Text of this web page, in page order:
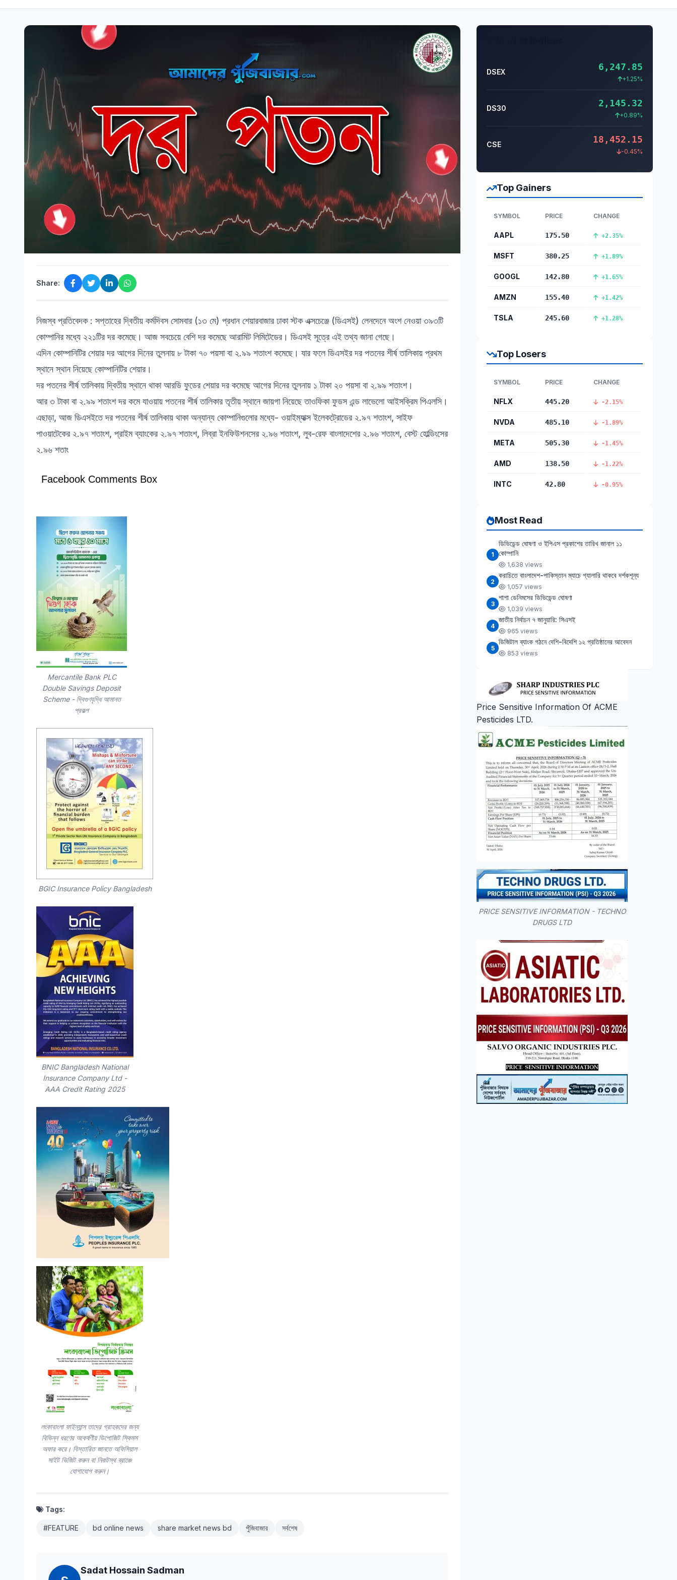
Share:
নিজস্ব প্রতিবেদক : সপ্তাহের দ্বিতীয় কর্মদিবস সোমবার (১৩ মে) প্রধান শেয়ারবাজার ঢাকা স্টক এক্সচেঞ্জে (ডিএসই) লেনদেনে অংশ নেওয়া ৩৯৩টি
কোম্পানির মধ্যে ২২১টির দর কমেছে। আজ সবচেয়ে বেশি দর কমেছে আরামিট লিমিটেডের। ডিএসই সূত্রে এই তথ্য জানা গেছে।
এদিন কোম্পানিটির শেয়ার দর আগের দিনের তুলনায় ৮ টাকা ৭০ পয়সা বা ২.৯৯ শতাংশ কমেছে। যার ফলে ডিএসইর দর পতনের শীর্ষ তালিকায় প্রথম
স্থানে স্থান নিয়েছে কোম্পানিটির শেয়ার।
দর পতনের শীর্ষ তালিকায় দ্বিতীয় স্থানে থাকা আরডি ফুডের শেয়ার দর কমেছে আগের দিনের তুলনায় ১ টাকা ২০ পয়সা বা ২.৯৯ শতাংশ।
আর ৩ টাকা বা ২.৯৯ শতাংশ দর কমে যাওয়ায় পতনের শীর্ষ তালিকার তৃতীয় স্থানে জায়গা নিয়েছে তাওফিকা ফুডস এন্ড লাভেলো আইসক্রিম পিএলসি।
এছাড়া, আজ ডিএসইতে দর পতনের শীর্ষ তালিকায় থাকা অন্যান্য কোম্পানিগুলোর মধ্যে- ওয়াইম্যাক্স ইলেকট্রোডের ২.৯৭ শতাংশ, সাইফ
পাওয়াটেকের ২.৯৭ শতাংশ, প্রাইম ব্যাংকের ২.৯৭ শতাংশ, লিব্রা ইনফিউশনসের ২.৯৬ শতাংশ, লুব-রেফ বাংলাদেশের ২.৯৬ শতাংশ, বেস্ট হোল্ডিংসের
২.৯৬ শতাং
Facebook Comments Box
Mercantile Bank PLC
Double Savings Deposit
Scheme - দ্বিগুণবৃদ্ধি আমানত
প্রকল্প
BGIC Insurance Policy Bangladesh
BNIC Bangladesh National
Insurance Company Ltd -
AAA Credit Rating 2025
লংকাবাংলা ফাইন্যান্স তাদের গ্রাহকদের জন্য
বিভিন্ন ধরণের আকর্ষণীয় ডিপোজিট স্কিমস
অফার করে। বিস্তারিত জানতে অফিসিয়াল
সাইট ভিজিট করুন বা নিকটস্থ ব্রাঞ্চে
যোগাযোগ করুন।
Tags:
#FEATURE bd online news share market news bd পুঁজিবাজার সর্বশেষ
Sadat Hossain Sadman
DSEX 6,247.85
+1.25%
DS30 2,145.32
+0.89%
CSE 18,452.15
-0.45%
Top Gainers
SYMBOL PRICE CHANGE
AAPL 175.50 +2.35%
MSFT 380.25 +1.89%
GOOGL 142.80 +1.65%
AMZN 155.40 +1.42%
TSLA 245.60 +1.28%
Top Losers
SYMBOL PRICE CHANGE
NFLX 445.20 -2.15%
NVDA 485.10 -1.89%
META 505.30 -1.45%
AMD 138.50 -1.22%
INTC 42.80 -0.95%
Most Read
1
ডিভিডেন্ড ঘোষণা ও ইপিএস প্রকাশের তারিখ জানাল ১১
কোম্পানি
1,638 views
2
করাচিতে বাংলাদেশ-পাকিস্তান ম্যাচে গ্যালারি থাকবে দর্শকশূন্য
1,057 views
3
শাশা ডেনিমসের ডিভিডেন্ড ঘোষণা
1,039 views
4
জাতীয় নির্বাচন ৭ জানুয়ারি: সিএসই
965 views
5
ডিজিটাল ব্যাংক গঠনে দেশি-বিদেশি ১২ প্রতিষ্ঠানের আবেদন
853 views
Price Sensitive Information Of ACME
Pesticides LTD.
PRICE SENSITIVE INFORMATION - TECHNO
DRUGS LTD